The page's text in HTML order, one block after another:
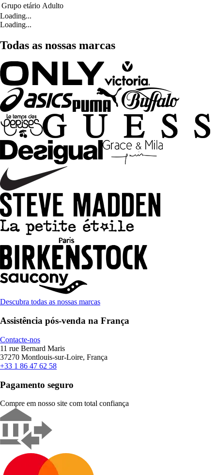
Grupo etário Adulto
Loading...
Loading...
Todas as nossas marcas
Descubra todas as nossas marcas
Assistência pós-venda na França
Contacte-nos
11 rue Bernard Maris
37270 Montlouis-sur-Loire, França
+33 1 86 47 62 58
Pagamento seguro
Compre em nosso site com total confiança